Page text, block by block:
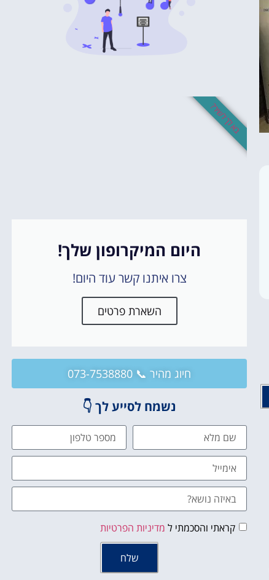
היום המיקרופון שלך!
צרו איתנו קשר עוד היום!
השארת פרטים
בא לך לשיר?
חיוג מהיר 📞 073-7538880
נשמח לסייע לך 👇
קראתי והסכמתי ל מדיניות הפרטיות
שלח